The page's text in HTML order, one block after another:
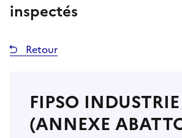
inspectés
Retour
FIPSO INDUSTRIE
(ANNEXE